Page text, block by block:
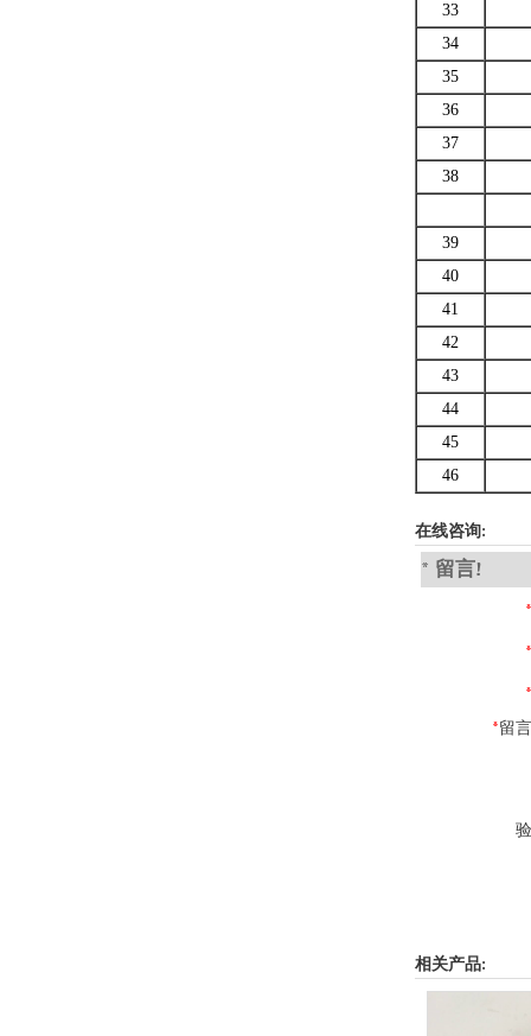
33
34
35
36
37
38
39
40
41
42
43
44
45
46
在线咨询:
* 留言!
*
*
*
*留
相关产品: